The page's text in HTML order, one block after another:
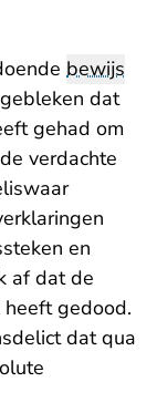
bewijs
dat
gehad om
verdachte
en
af dat de
gedood.
dat qua